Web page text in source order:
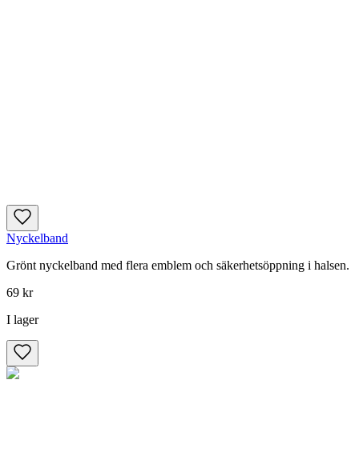
Nyckelband
Grönt nyckelband med flera emblem och säkerhetsöppning i halsen.
69 kr
I lager